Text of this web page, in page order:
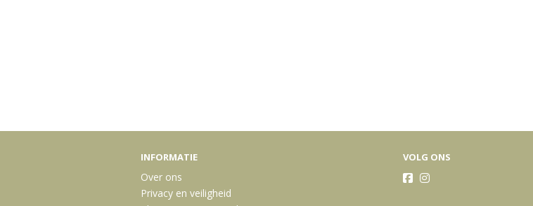
INFORMATIE
Over ons
Privacy en veiligheid
VOLG ONS